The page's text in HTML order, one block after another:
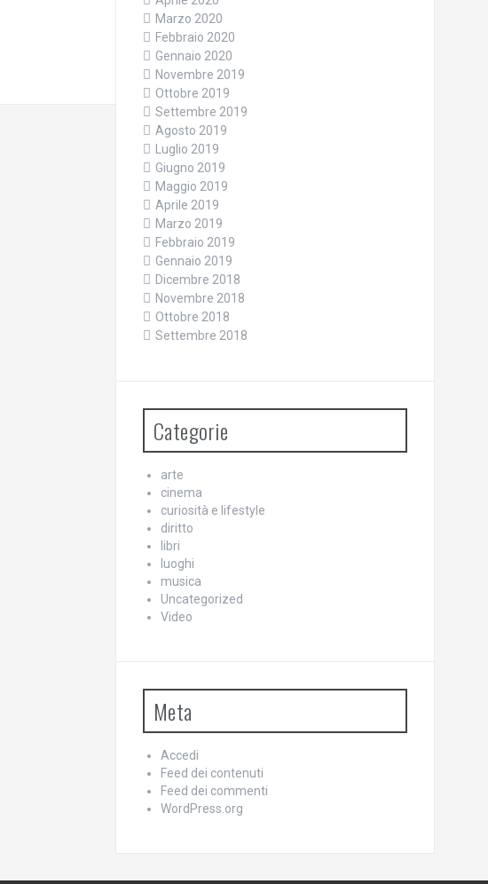
Marzo 2020
Febbraio 2020
Gennaio 2020
Novembre 2019
Ottobre 2019
Settembre 2019
Agosto 2019
Luglio 2019
Giugno 2019
Maggio 2019
Aprile 2019
Marzo 2019
Febbraio 2019
Gennaio 2019
Dicembre 2018
Novembre 2018
Ottobre 2018
Settembre 2018
Categorie
arte
cinema
curiosità e lifestyle
diritto
libri
luoghi
musica
Uncategorized
Video
Meta
Accedi
Feed dei contenuti
Feed dei commenti
WordPress.org